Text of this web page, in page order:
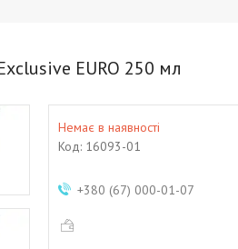
EURO 250 мл
Немає в наявності
Код: 16093-01
+380 (67) 000-01-07